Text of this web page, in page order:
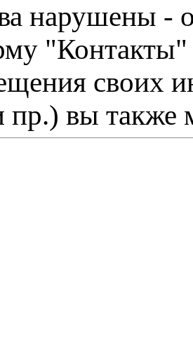
нарушены -
"Контакты"
своих
пр.) вы также